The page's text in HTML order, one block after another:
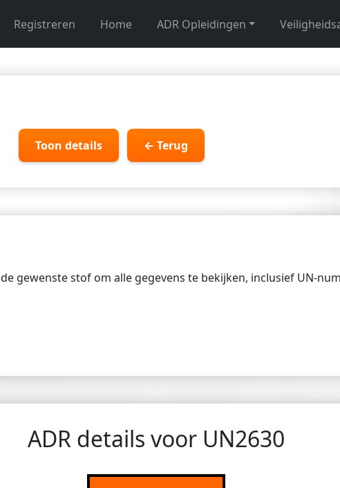
Registreren Home ADR Opleidingen
Toon details ← Terug
gewenste stof om alle gegevens te bekijken, inclusief UN-
ADR details voor UN2630